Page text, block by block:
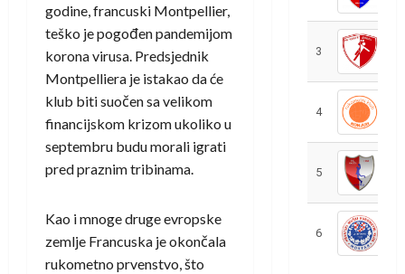
godine, francuski Montpellier,
teško je pogođen pandemijom
korona virusa. Predsjednik
Montpelliera je istakao da će
klub biti suočen sa velikom
financijskom krizom ukoliko u
septembru budu morali igrati
pred praznim tribinama.
Kao i mnoge druge evropske
zemlje Francuska je okončala
rukometno prvenstvo, što
3
4
5
6